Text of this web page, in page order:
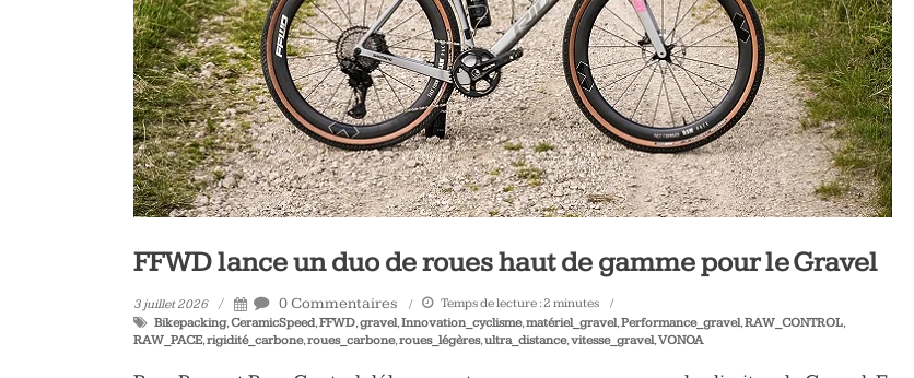
FFWD lance un duo de roues haut de gamme pour le Gravel
3 juillet 2026 0 Commentaires Temps de lecture :2 minutes
Bikepacking,CeramicSpeed,FFWD,gravel,Innovation_cyclisme,matériel_gravel,Performance_gravel,RAW_CONTROL,
RAW_PACE,rigidité_carbone,roues_carbone,roues_légères,ultra_distance,vitesse_gravel,VONOA